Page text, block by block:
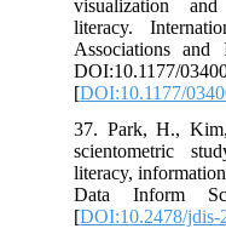
visualization
literacy.
Associations
DOI:10.1177/
[DOI:10.1177/
37. Park, H.,
scientometric
literacy,
Data Inform
[DOI:10.2478/